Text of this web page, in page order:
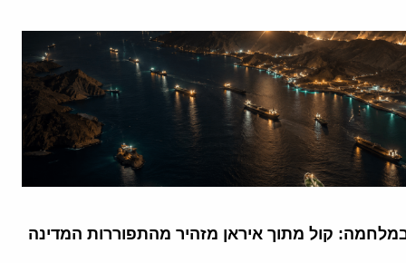
קול מתוך איראן מזהיר מהתפוררות המדינה